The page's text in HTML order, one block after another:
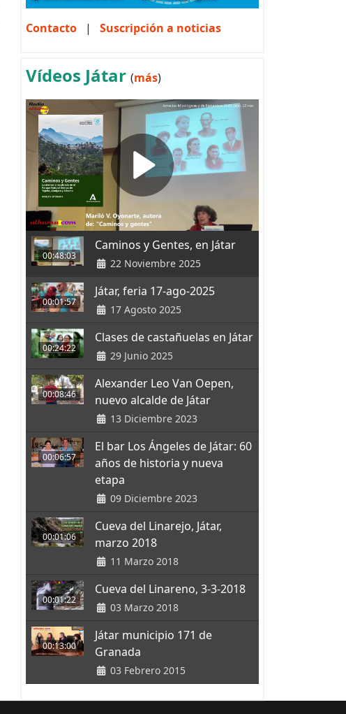
Contacto | Suscripción a noticias
Vídeos Játar (más)
00:48:03
Caminos y Gentes, en Játar
22 Noviembre 2025
00:01:57
Játar, feria 17-ago-2025
17 Agosto 2025
00:24:22
Clases de castañuelas en Játar
29 Junio 2025
00:08:46
Alexander Leo Van Oepen,
nuevo alcalde de Játar
13 Diciembre 2023
00:06:57
El bar Los Ángeles de Játar: 60
años de historia y nueva
etapa
09 Diciembre 2023
00:01:06
Cueva del Linarejo, Játar,
marzo 2018
11 Marzo 2018
00:01:22
Cueva del Linareno, 3-3-2018
03 Marzo 2018
00:13:00
Játar municipio 171 de
Granada
03 Febrero 2015